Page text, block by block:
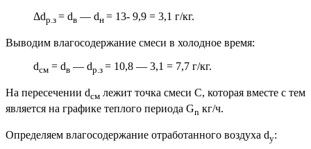
Δdр.з = dв — dн = 13- 9,9 = 3,1 г/кг.
Выводим влагосодержание смеси в холодное время:
dсм = dв — dр.з = 10,8 — 3,1 = 7,7 г/кг.
На пересечении dсм лежит точка смеси С, которая вместе с тем
является на графике теплого периода Gn кг/ч.
Определяем влагосодержание отработанного воздуха dу: